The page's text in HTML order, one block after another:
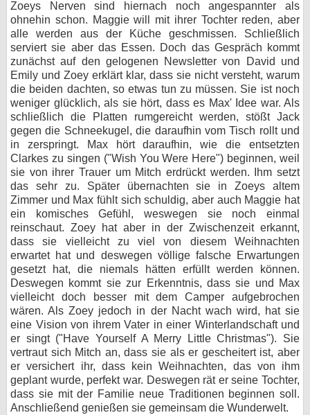
Zoeys Nerven sind hiernach noch angespannter als
ohnehin schon. Maggie will mit ihrer Tochter reden, aber
alle werden aus der Küche geschmissen. Schließlich
serviert sie aber das Essen. Doch das Gespräch kommt
zunächst auf den gelogenen Newsletter von David und
Emily und Zoey erklärt klar, dass sie nicht versteht, warum
die beiden dachten, so etwas tun zu müssen. Sie ist noch
weniger glücklich, als sie hört, dass es Max' Idee war. Als
schließlich die Platten rumgereicht werden, stößt Jack
gegen die Schneekugel, die daraufhin vom Tisch rollt und
in zerspringt. Max hört daraufhin, wie die entsetzten
Clarkes zu singen ("Wish You Were Here") beginnen, weil
sie von ihrer Trauer um Mitch erdrückt werden. Ihm setzt
das sehr zu. Später übernachten sie in Zoeys altem
Zimmer und Max fühlt sich schuldig, aber auch Maggie hat
ein komisches Gefühl, weswegen sie noch einmal
reinschaut. Zoey hat aber in der Zwischenzeit erkannt,
dass sie vielleicht zu viel von diesem Weihnachten
erwartet hat und deswegen völlige falsche Erwartungen
gesetzt hat, die niemals hätten erfüllt werden können.
Deswegen kommt sie zur Erkenntnis, dass sie und Max
vielleicht doch besser mit dem Camper aufgebrochen
wären. Als Zoey jedoch in der Nacht wach wird, hat sie
eine Vision von ihrem Vater in einer Winterlandschaft und
er singt ("Have Yourself A Merry Little Christmas"). Sie
vertraut sich Mitch an, dass sie als er gescheitert ist, aber
er versichert ihr, dass kein Weihnachten, das von ihm
geplant wurde, perfekt war. Deswegen rät er seine Tochter,
dass sie mit der Familie neue Traditionen beginnen soll.
Anschließend genießen sie gemeinsam die Wunderwelt.